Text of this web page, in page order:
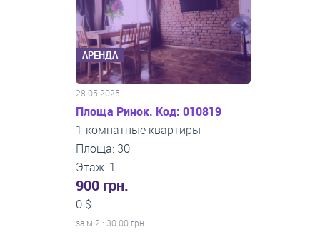
АРЕНДА
28.05.2025
Площа Ринок. Код: 010819
1-комнатные квартиры
Площа: 30
Этаж: 1
900 грн.
0 $
за м 2 : 30.00 грн.